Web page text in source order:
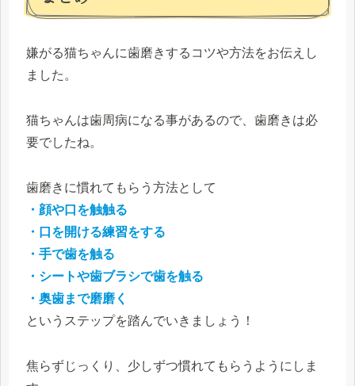
嫌がる猫ちゃんに歯磨きするコツや方法をお伝えし
ました。
猫ちゃんは歯周病になる事があるので、歯磨きは必
要でしたね。
歯磨きに慣れてもらう方法として
・顔や口を触触る
・口を開ける練習をする
・手で歯を触る
・シートや歯ブラシで歯を触る
・奥歯まで磨磨く
というステップを踏んでいきましょう！
焦らずじっくり、少しずつ慣れてもらうようにしま